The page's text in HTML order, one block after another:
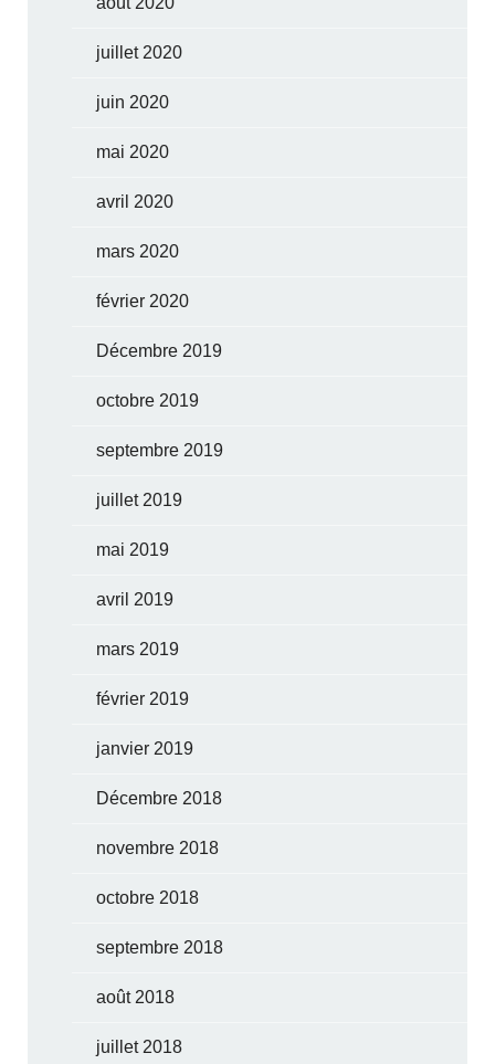
juillet 2020
juin 2020
mai 2020
avril 2020
mars 2020
février 2020
Décembre 2019
octobre 2019
septembre 2019
juillet 2019
mai 2019
avril 2019
mars 2019
février 2019
janvier 2019
Décembre 2018
novembre 2018
octobre 2018
septembre 2018
août 2018
juillet 2018